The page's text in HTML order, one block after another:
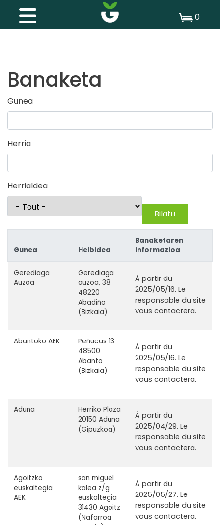
0
Banaketa
Gunea
Herria
Herrialdea
Bilatu
Gunea Helbidea
Banaketaren
informazioa
Gerediaga
Auzoa
Gerediaga
auzoa, 38
48220
Abadiño
(Bizkaia)
À partir du
2025/05/16. Le
responsable du site
vous contactera.
Abantoko AEK
Peñucas 13
48500
Abanto
(Bizkaia)
À partir du
2025/05/16. Le
responsable du site
vous contactera.
Aduna
Herriko Plaza
20150 Aduna
(Gipuzkoa)
À partir du
2025/04/29. Le
responsable du site
vous contactera.
Agoitzko
euskaltegia
AEK
san miguel
kalea z/g
euskaltegia
31430 Agoitz
(Nafarroa
À partir du
2025/05/27. Le
responsable du site
vous contactera.